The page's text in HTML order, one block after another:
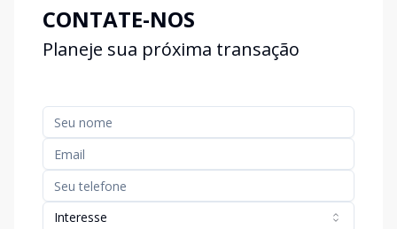
CONTATE-NOS
Planeje sua próxima transação
Interesse